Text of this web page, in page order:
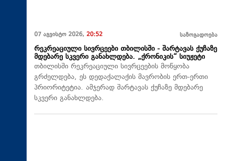
07 აგვისტო 2026, 20:52 საზოგადოება
რეკრეაციული სივრცეები თბილისში - შარტავას ქუჩაზე
მდებარე სკვერი განახლდება. „ქრონიკის“ სიუჟეტი
თბილისში რეკრეაციული სივრცეების მოწყობა
გრძელდება, ეს დედაქალაქის მავრობის ერთ-ერთი
პრიორიტეტია. ამჯერად შარტავას ქუჩაზე მდებარე
სკვერი განახლდება.